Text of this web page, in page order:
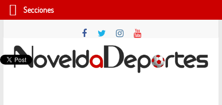
contenido
Novelda
Secciones